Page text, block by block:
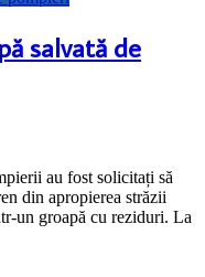
salvată de
au fost solicitați să
din apropierea străzii
un groapă cu reziduri. La